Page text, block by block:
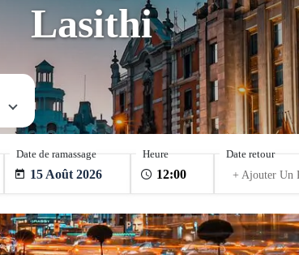
Lasithi
Date de ramassage
15 Août 2026
Heure
Date retour
+ Ajouter Un